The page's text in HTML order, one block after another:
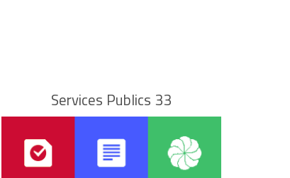
Services Publics 33